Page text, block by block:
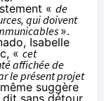
« de
qui doivent
».
Isabelle
« cet
affichée de
le présent projet
suggère
dit sans détour